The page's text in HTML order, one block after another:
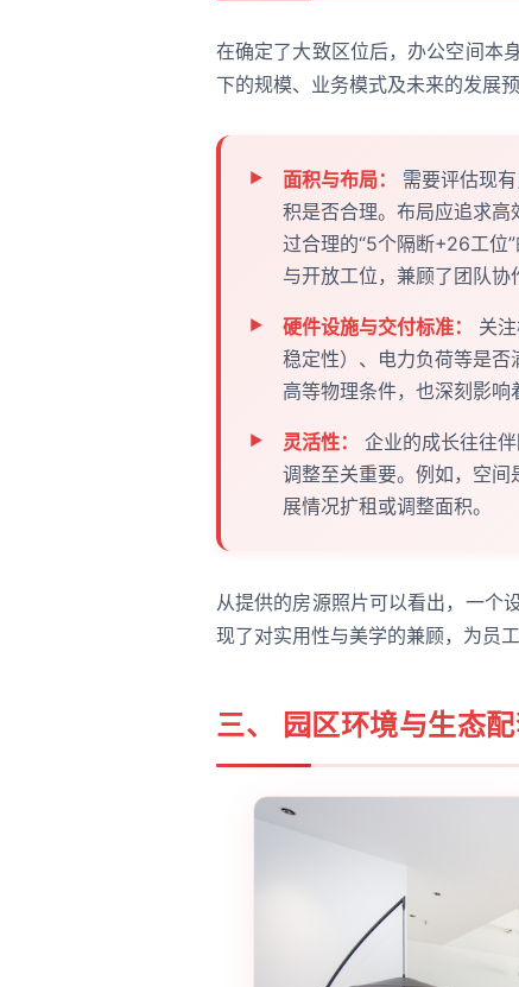
在确定了大致区位后，办公空间本
下的规模、业务模式及未来的发展预
面积与布局：
需要评估现
积是否合理。布局应追求高
过合理的“5个隔断+26工位
与开放工位，兼顾了团队协
硬件设施与交付标准：
关
稳定性）、电力负荷等是
高等物理条件，也深刻影响
灵活性：
企业的成长往往
调整至关重要。例如，空
展情况扩租或调整面积。
从提供的房源照片可以看出，一个
现了对实用性与美学的兼顾，为员
三、 园区环境与生态